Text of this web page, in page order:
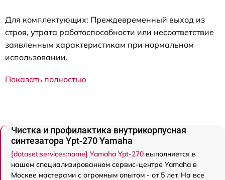
Для комплектующих: Преждевременный выход из
строя, утрата работоспособности или несоответствие
заявленным характеристикам при нормальном
использовании.
Показать полностью
Чистка и профилактика внутрикорпусная
синтезатора Ypt-270 Yamaha
[dataset:services:name] Yamaha Ypt-270 выполняется в
нашем специализированном сервис-центре Yamaha в
Москве мастерами с огромным опытом - от 5 лет. На все